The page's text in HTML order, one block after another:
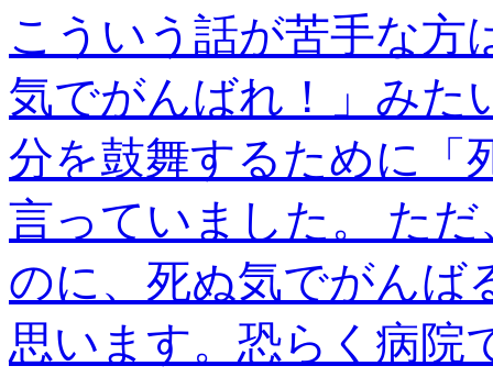
こういう話が苦手な方
気でがんばれ！」みた
分を鼓舞するために「
言っていました。 た
のに、死ぬ気でがんば
思います。恐らく病院